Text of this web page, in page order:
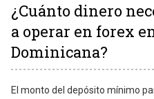
¿Cuánto dinero
a operar en forex
Dominicana?
El monto del depósito mínimo